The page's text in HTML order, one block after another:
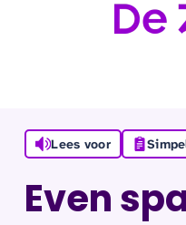
Lees voor
Even